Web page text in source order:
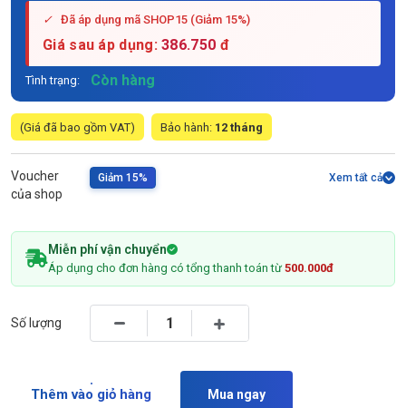
✓ Đã áp dụng mã SHOP15 (Giảm 15%)
Giá sau áp dụng:386.750 đ
Tình trạng: Còn hàng
(Giá đã bao gồm VAT) Bảo hành: 12 tháng
Voucher
của shop
Giảm 15% Xem tất cả
Miễn phí vận chuyển
Áp dụng cho đơn hàng có tổng thanh toán từ 500.000đ
Số lượng
Thêm vào giỏ hàng Mua ngay